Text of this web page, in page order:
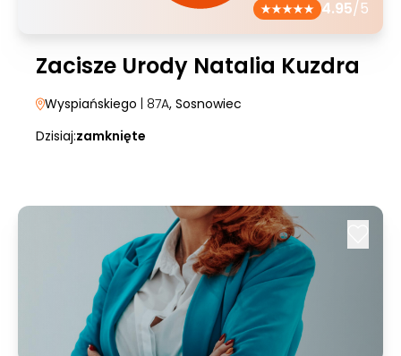
4.95/5
Zacisze Urody Natalia Kuzdra
Wyspiańskiego | 87A, Sosnowiec
Dzisiaj:zamknięte